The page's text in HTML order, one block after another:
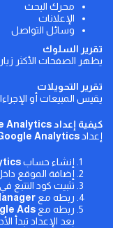
محرك البحث
الإعلانات
وسائل التواصل
تقرير السلوك
يظهر الصفحات الأكثر
تقرير التحويلات
يقيس المبيعات أو
كيفية إعداد
إعدادAnalytics
إنشاء حساب
إضافة الموقع
تثبيت كود التتبع
ربطه مع
ربطه مع Ads
بعد الإعداد تبدأ